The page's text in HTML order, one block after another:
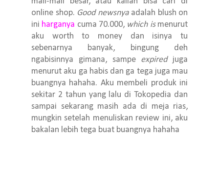
online shop. Good newsnyaadalah blush on
ini harganya cuma 70.000, which ismenurut
aku worth to money dan isinya tu
sebenarnya banyak, bingung deh
ngabisinnya gimana, sampe expired juga
menurut aku ga habis dan ga tega juga mau
buangnya hahaha. Aku membeli produk ini
sekitar 2 tahun yang lalu di Tokopedia dan
sampai sekarang masih ada di meja rias,
mungkin setelah menuliskan review ini, aku
bakalan lebih tega buat buangnya hahaha